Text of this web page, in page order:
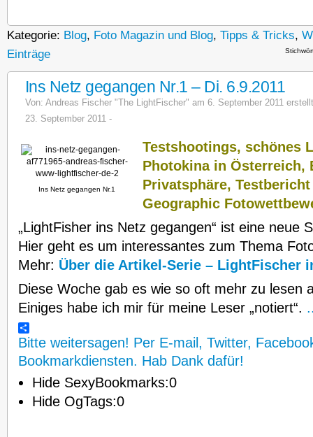
Kategorie: Blog, Foto Magazin und Blog, Tipps & Tricks,
Einträge
Ins Netz gegangen Nr.1 – Di. 6.9.2011
Von: Andreas Fischer "The LightFischer" am 6. September 2011
23. September 2011 -
Ins Netz gegangen Nr.1
Testshootings, schönes
Photokina in Österreich,
Privatsphäre,
Geographic
„LightFisher ins Netz gegangen“ ist eine neue
Hier geht es um interessantes zum Thema
Mehr: Über die Artikel-Serie – LightFischer
Diese Woche gab es wie so oft mehr zu lesen
Einiges habe ich mir für meine Leser „notiert“.
Bitte weitersagen! Per E-mail, Twitter,
Bookmarkdiensten. Hab Dank dafür!
Hide SexyBookmarks:0
Hide OgTags:0